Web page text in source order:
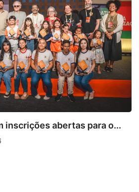
para o...